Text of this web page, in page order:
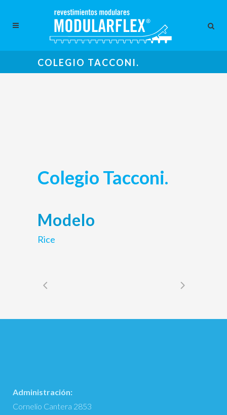
COLEGIO TACCONI.
Colegio Tacconi.
Modelo
Rice
Administración:
Cornelio Cantera 2853